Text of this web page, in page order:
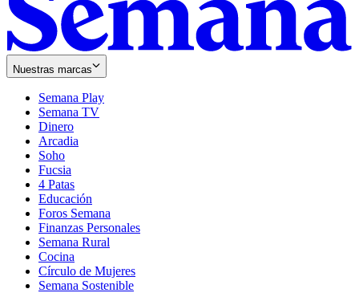
Nuestras marcas
Semana Play
Semana TV
Dinero
Arcadia
Soho
in
new
window
Fucsia
in
new
window
4 Patas
Educación
Foros Semana
Finanzas Personales
Semana Rural
Cocina
Círculo de Mujeres
Semana Sostenible